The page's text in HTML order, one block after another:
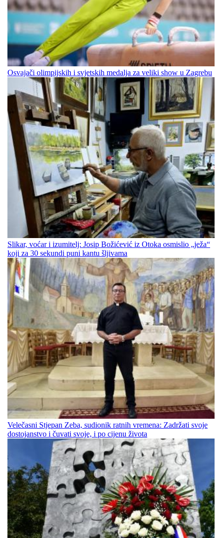
Osvajači olimpijskih i svjetskih medalja za veliki show u Zagrebu
Slikar, voćar i izumitelj: Josip Božićević iz Otoka osmislio „ježa“
koji za 30 sekundi puni kantu šljivama
Velečasni Stjepan Zeba, sudionik ratnih vremena: Zadržati svoje
dostojanstvo i čuvati svoje, i po cijenu života